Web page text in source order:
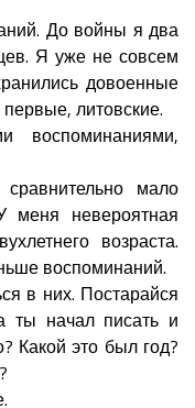
До войны я два
Я уже не совсем
довоенные
литовские.
мало
невероятная
возраста.
воспоминаний.
в них. Постарайся
ты начал писать и
Какой это был год?